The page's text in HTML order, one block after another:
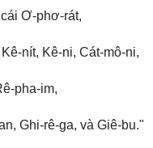
Ơ-phơ-rát,
nít, Kê-ni, Cát-mô-ni,
pha-im,
Ghi-rê-ga, và Giê-bu."